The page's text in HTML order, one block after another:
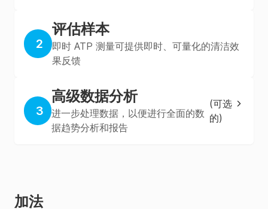
2
评估样本
即时 ATP 测量可提供即时、可量化的清洁效
果反馈
3
高级数据分析
进一步处理数据，以便进行全面的数
据趋势分析和报告
(可选
的)
加法